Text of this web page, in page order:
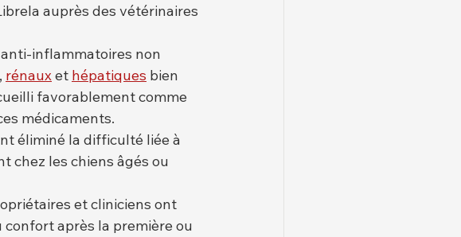
auprès des vétérinaires
inflammatoires non
rénaux et hépatiques bien
favorablement comme
médicaments.
éliminé la difficulté liée à
chez les chiens âgés ou
et cliniciens ont
après la première ou